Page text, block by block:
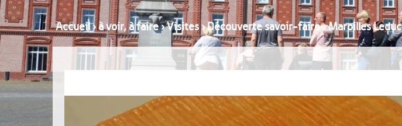
Accueil›à voir, à faire›Visites›Découverte savoir-faire›Maroilles Leduc